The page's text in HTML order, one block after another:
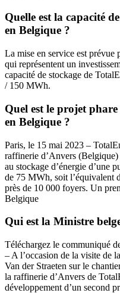
Quelle est la capacité
en Belgique ?
La mise en service est
qui représentent un
capacité de stockage de
/ 150 MWh.
Quel est le projet
en Belgique ?
Paris, le 15 mai 2023 –
raffinerie d’Anvers (Belgique)
au stockage d’énergie d’une
de 75 MWh, soit l’équivalent
près de 10 000 foyers. Un
Belgique
Qui est la Ministre
Téléchargez le communiqué
– A l’occasion de la visite de
Van der Straeten sur le
la raffinerie d’Anvers de
développement d’un second